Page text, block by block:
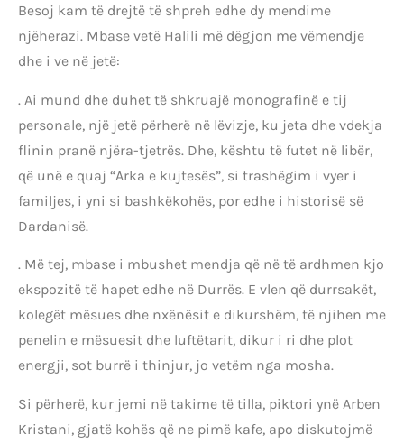
Besoj kam të drejtë të shpreh edhe dy mendime
njëherazi. Mbase vetë Halili më dëgjon me vëmendje
dhe i ve në jetë:
. Ai mund dhe duhet të shkruajë monografinë e tij
personale, një jetë përherë në lëvizje, ku jeta dhe vdekja
flinin pranë njëra-tjetrës. Dhe, kështu të futet në libër,
që unë e quaj “Arka e kujtesës”, si trashëgim i vyer i
familjes, i yni si bashkëkohës, por edhe i historisë së
Dardanisë.
. Më tej, mbase i mbushet mendja që në të ardhmen kjo
ekspozitë të hapet edhe në Durrës. E vlen që durrsakët,
kolegët mësues dhe nxënësit e dikurshëm, të njihen me
penelin e mësuesit dhe luftëtarit, dikur i ri dhe plot
energji, sot burrë i thinjur, jo vetëm nga mosha.
Si përherë, kur jemi në takime të tilla, piktori ynë Arben
Kristani, gjatë kohës që ne pimë kafe, apo diskutojmë